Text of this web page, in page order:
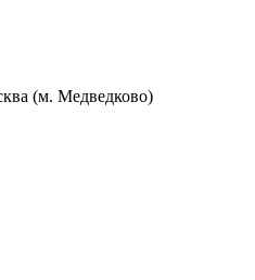
(м. Медведково)